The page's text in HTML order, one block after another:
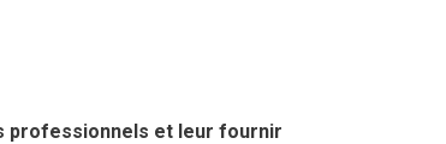
professionnels et leur fournir